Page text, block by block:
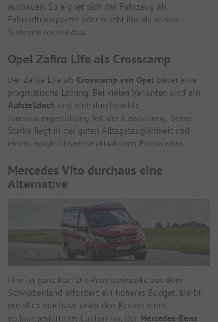
ausbauen. So eignet sich das Fahrzeug als
Fahrradtransporter oder macht ihn als reinen
Siebensitzer nutzbar.
Opel Zafira Life als Crosscamp
Der Zafira Life als Crosscamp von Opel bietet eine
pragmatische Lösung. Bei vielen Varianten sind ein
Aufstelldach und eine durchdachte
Innenraumgestaltung Teil der Ausstattung. Seine
Stärke liegt in der guten Alltagstauglichkeit und
einem vergleichsweise attraktiven Preisniveau.
Mercedes Vito durchaus eine
Alternative
Hier ist ganz klar: Die Premiummarke aus dem
Schwabenland erfordert ein höheres Budget, bleibt
preislich durchaus unter den Kosten eines
vollausgestatteten Californias. Der Mercedes-Benz